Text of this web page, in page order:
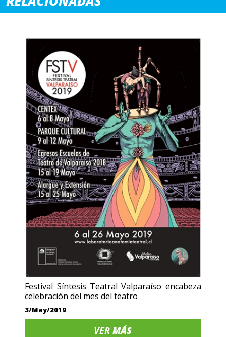
Festival Síntesis Teatral Valparaíso encabeza
celebración del mes del teatro
3/May/2019
VERMÁS